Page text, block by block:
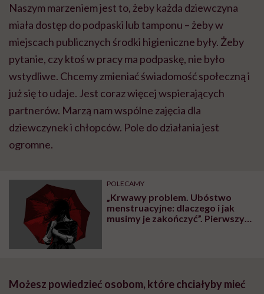
Naszym marzeniem jest to, żeby każda dziewczyna
miała dostęp do podpaski lub tamponu – żeby w
miejscach publicznych środki higieniczne były. Żeby
pytanie, czy ktoś w pracy ma podpaskę, nie było
wstydliwe. Chcemy zmieniać świadomość społeczną i
już się to udaje. Jest coraz więcej wspierających
partnerów. Marzą nam wspólne zajęcia dla
dziewczynek i chłopców. Pole do działania jest
ogromne.
POLECAMY
„Krwawy problem. Ubóstwo
menstruacyjne: dlaczego i jak
musimy je zakończyć”. Pierwszy
Możesz powiedzieć osobom, które chciałyby mieć